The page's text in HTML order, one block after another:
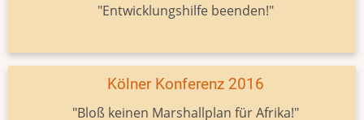
"Entwicklungshilfe beenden!"
Kölner Konferenz 2016
"Bloß keinen Marshallplan für Afrika!"